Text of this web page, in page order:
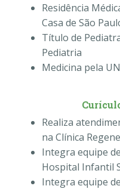
Residência
Casa de São
Título de
Pediatria
Medicina pela
Realiza
na Clínica
⁠Integra equipe
Hospital Infantil
⁠Integra equipe